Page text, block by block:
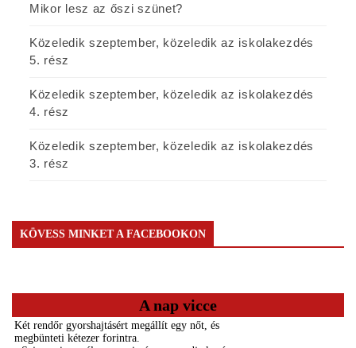
Mikor lesz az őszi szünet?
Közeledik szeptember, közeledik az iskolakezdés
5. rész
Közeledik szeptember, közeledik az iskolakezdés
4. rész
Közeledik szeptember, közeledik az iskolakezdés
3. rész
KÖVESS MINKET A FACEBOOKON
A nap vicce